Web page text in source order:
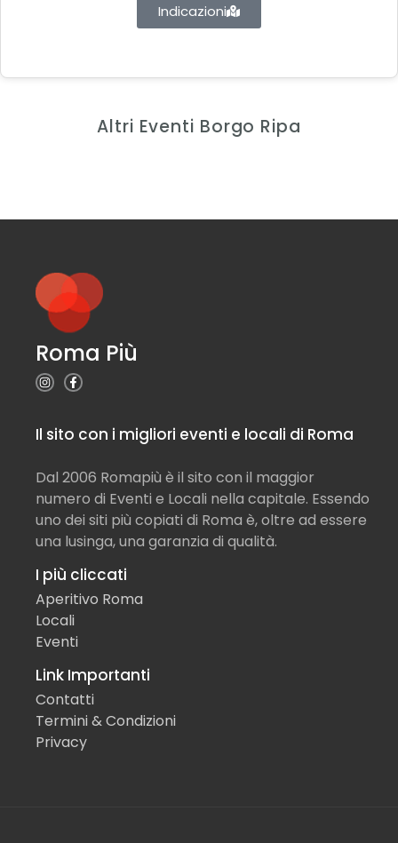
Indicazioni
Altri Eventi Borgo Ripa
Roma Più
Il sito con i migliori eventi e locali di Roma
Dal 2006 Romapiù è il sito con il maggior
numero di Eventi e Locali nella capitale. Essendo
uno dei siti più copiati di Roma è, oltre ad essere
una lusinga, una garanzia di qualità.
I più cliccati
Aperitivo Roma
Locali
Eventi
Link Importanti
Contatti
Termini & Condizioni
Privacy